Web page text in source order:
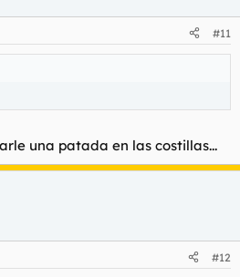
#11
una patada en las costillas...
#12